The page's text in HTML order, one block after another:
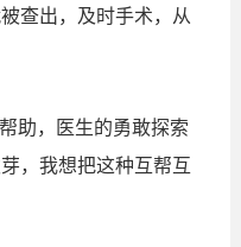
查出，及时手术，从
助，医生的勇敢探索
，我想把这种互帮互